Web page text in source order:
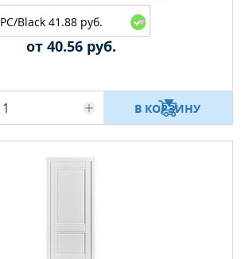
PC/Black 41.88 руб.
В КОРЗИНУ
от 40.56 руб.